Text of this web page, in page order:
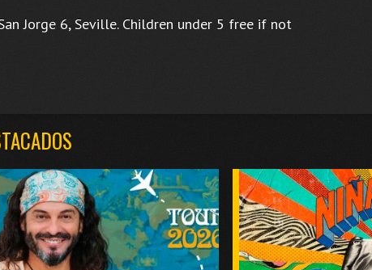
Jorge 6, Seville. Children under 5 free if not